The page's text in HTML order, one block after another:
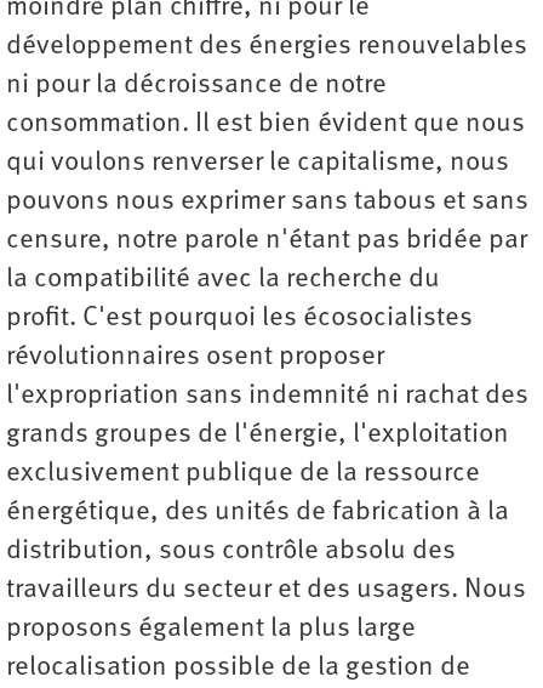
moindre plan chiffré, ni pour le
développement des énergies renouvelables
ni pour la décroissance de notre
consommation. Il est bien évident que nous
qui voulons renverser le capitalisme, nous
pouvons nous exprimer sans tabous et sans
censure, notre parole n'étant pas bridée par
la compatibilité avec la recherche du
profit. C'est pourquoi les écosocialistes
révolutionnaires osent proposer
l'expropriation sans indemnité ni rachat des
grands groupes de l'énergie, l'exploitation
exclusivement publique de la ressource
énergétique, des unités de fabrication à la
distribution, sous contrôle absolu des
travailleurs du secteur et des usagers. Nous
proposons également la plus large
relocalisation possible de la gestion de